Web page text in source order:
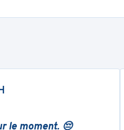
le moment. 😔